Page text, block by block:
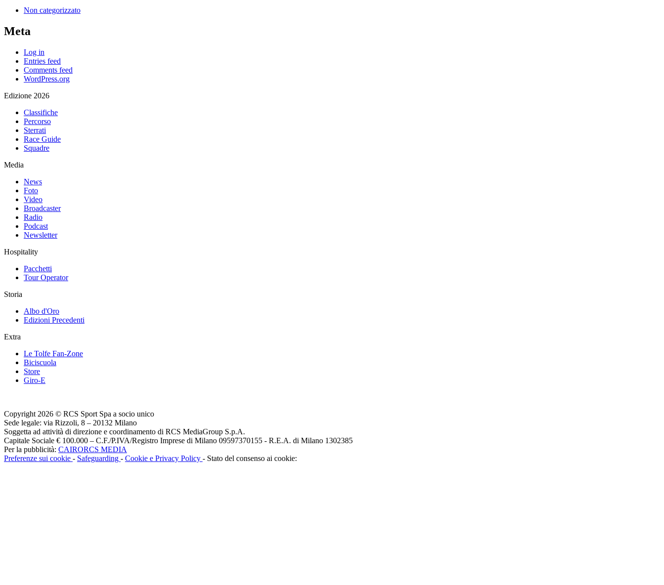
Non categorizzato
Meta
Log in
Entries feed
Comments feed
WordPress.org
Edizione 2026
Classifiche
Percorso
Sterrati
Race Guide
Squadre
Media
News
Foto
Video
Broadcaster
Radio
Podcast
Newsletter
Hospitality
Pacchetti
Tour Operator
Storia
Albo d'Oro
Edizioni Precedenti
Extra
Le Tolfe Fan-Zone
Biciscuola
Store
Giro-E
Copyright 2026 © RCS Sport Spa a socio unico
Sede legale: via Rizzoli, 8 – 20132 Milano
Soggetta ad attività di direzione e coordinamento di RCS MediaGroup S.p.A.
Capitale Sociale € 100.000 – C.F./P.IVA/Registro Imprese di Milano 09597370155 - R.E.A. di Milano 1302385
Per la pubblicità: CAIRORCS MEDIA
Preferenze sui cookie - Safeguarding - Cookie e Privacy Policy - Stato del consenso ai cookie: